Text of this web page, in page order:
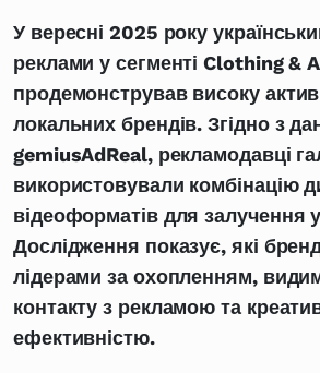
У вересні 2025 року
реклами у сегменті Clothing &
продемонстрував високу
локальних брендів. Згідно з
gemiusAdReal, рекламодавці
використовували комбінацію
відеоформатів для залучення
Дослідження показує, які
лідерами за охопленням,
контакту з рекламою та
ефективністю.